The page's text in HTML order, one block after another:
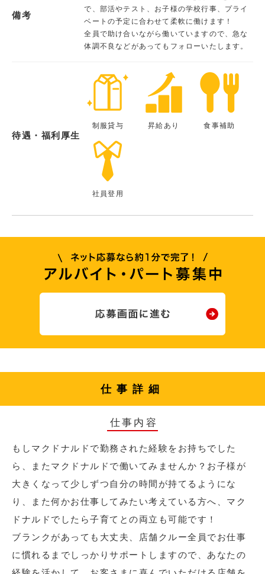
備考
で、部活やテスト、お子様の学校行事、プライ
ベートの予定に合わせて柔軟に働けます！
全員で助け合いながら働いていますので、急な
体調不良などがあってもフォローいたします。
待遇・福利厚生
制服貸与 昇給あり 食事補助
社員登用
仕事詳細
仕事内容
もしマクドナルドで勤務された経験をお持ちでした
ら、またマクドナルドで働いてみませんか？お子様が
大きくなって少しずつ自分の時間が持てるようにな
り、また何かお仕事してみたい考えている方へ、マク
ドナルドでしたら子育てとの両立も可能です！
ブランクがあっても大丈夫、店舗クルー全員でお仕事
に慣れるまでしっかりサポートしますので、あなたの